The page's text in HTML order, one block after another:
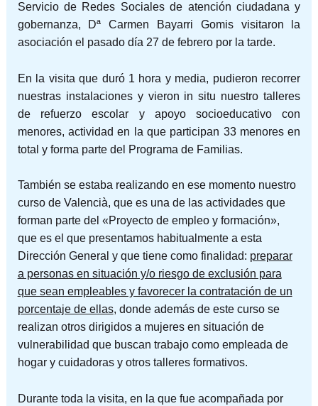
Servicio de Redes Sociales de atención ciudadana y
gobernanza, Dª Carmen Bayarri Gomis visitaron la
asociación el pasado día 27 de febrero por la tarde.
En la visita que duró 1 hora y media, pudieron recorrer
nuestras instalaciones y vieron in situ nuestro talleres
de refuerzo escolar y apoyo socioeducativo con
menores, actividad en la que participan 33 menores en
total y forma parte del Programa de Familias.
También se estaba realizando en ese momento nuestro
curso de Valencià, que es una de las actividades que
forman parte del «Proyecto de empleo y formación»,
que es el que presentamos habitualmente a esta
Dirección General y que tiene como finalidad: preparar
a personas en situación y/o riesgo de exclusión para
que sean empleables y favorecer la contratación de un
porcentaje de ellas, donde además de este curso se
realizan otros dirigidos a mujeres en situación de
vulnerabilidad que buscan trabajo como empleada de
hogar y cuidadoras y otros talleres formativos.
Durante toda la visita, en la que fue acompañada por